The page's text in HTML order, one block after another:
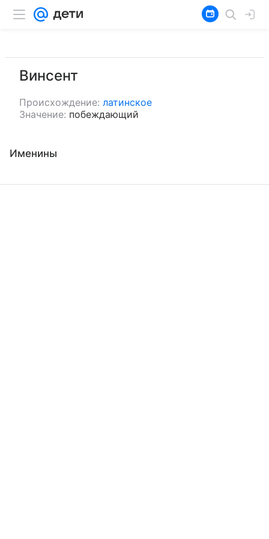
Винсент
Происхождение: латинское
Значение: побеждающий
Именины